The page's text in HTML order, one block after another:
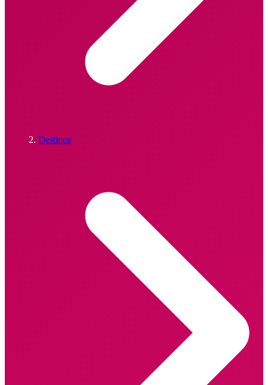
Destinos